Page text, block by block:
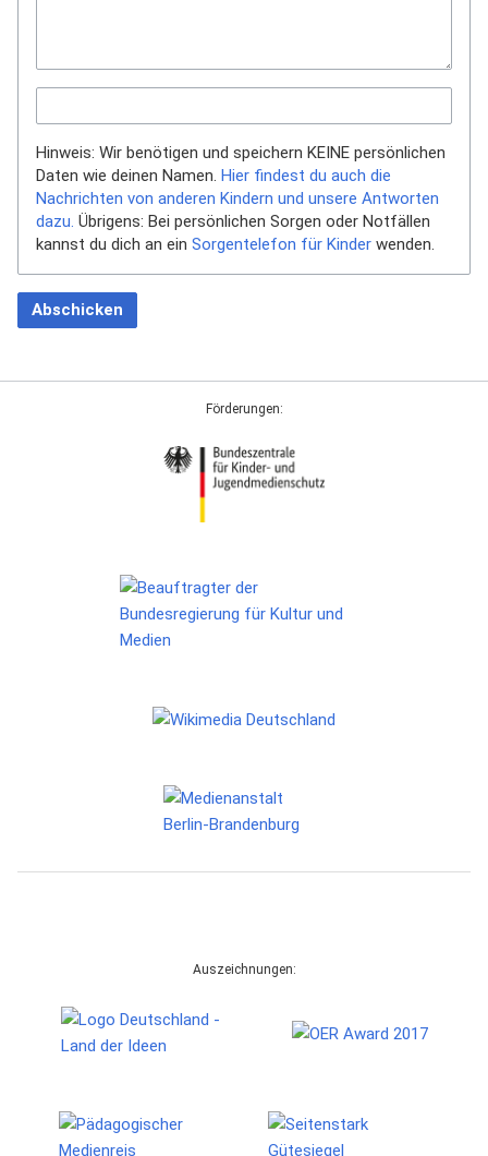
Hinweis: Wir benötigen und speichern KEINE persönlichen
Daten wie deinen Namen. Hier findest du auch die
Nachrichten von anderen Kindern und unsere Antworten
dazu. Übrigens: Bei persönlichen Sorgen oder Notfällen
kannst du dich an ein Sorgentelefon für Kinder wenden.
Abschicken
Förderungen:
Auszeichnungen: